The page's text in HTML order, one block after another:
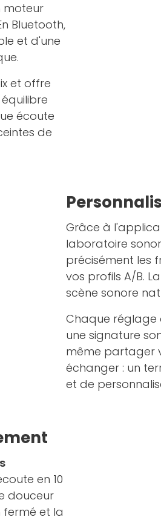
moteur
Bluetooth,
et d'une
et offre
écoute
de
Grâce à
laboratoire
précisément les
vos profils A/B.
scène sonore
Chaque réglage
une signature
même partager
échanger : un
et de
en 10
douceur
fermé et la